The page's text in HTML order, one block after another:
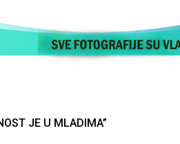
JE U MLADIMA”